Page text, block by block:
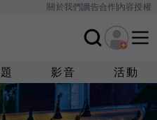
關於我們廣告合作內容授權
影音 活動